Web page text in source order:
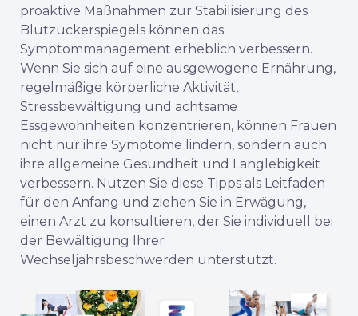
proaktive Maßnahmen zur Stabilisierung des
Blutzuckerspiegels können das
Symptommanagement erheblich verbessern.
Wenn Sie sich auf eine ausgewogene Ernährung,
regelmäßige körperliche Aktivität,
Stressbewältigung und achtsame
Essgewohnheiten konzentrieren, können Frauen
nicht nur ihre Symptome lindern, sondern auch
ihre allgemeine Gesundheit und Langlebigkeit
verbessern. Nutzen Sie diese Tipps als Leitfaden
für den Anfang und ziehen Sie in Erwägung,
einen Arzt zu konsultieren, der Sie individuell bei
der Bewältigung Ihrer
Wechseljahrsbeschwerden unterstützt.